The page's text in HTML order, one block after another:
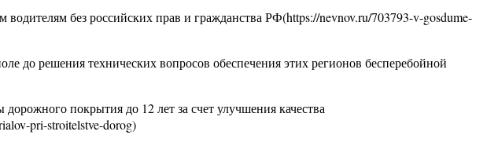
без российских прав и гражданства РФ(https://nevnov.ru/703793-v-gosdume-
до решения технических вопросов обеспечения этих регионов бесперебойной
покрытия до 12 лет за счет улучшения качества
pri-stroitelstve-dorog)